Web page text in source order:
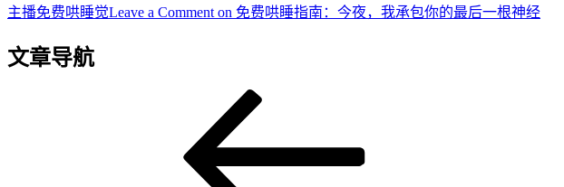
主播免费哄睡觉Leave a Comment on 免费哄睡指南：今夜，我承包你的最后一根神经
文章导航